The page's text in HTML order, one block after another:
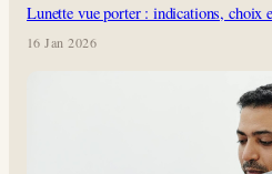
Lunette vue porter : indications, choix
16 Jan 2026